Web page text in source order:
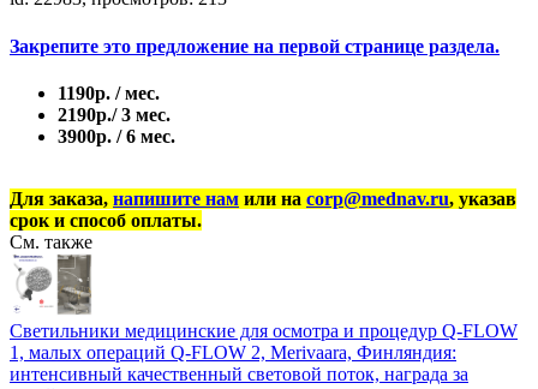
Закрепите это предложение на первой странице раздела.
1190р. / мес.
2190р./ 3 мес.
3900р. / 6 мес.
Для заказа, напишите нам или на corp@mednav.ru, указав
срок и способ оплаты.
См. также
Светильники медицинские для осмотра и процедур Q-FLOW
1, малых операций Q-FLOW 2, Merivaara, Финляндия:
интенсивный качественный световой поток, награда за